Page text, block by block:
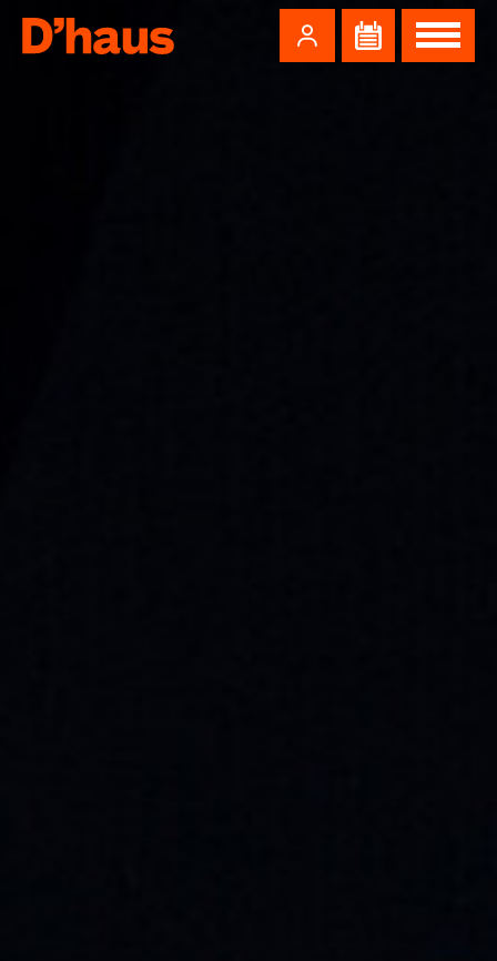
Zum Hauptinhalt springen Zum Footer springen